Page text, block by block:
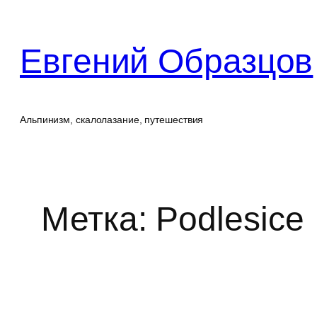
содержимому
Евгений Образцов
Альпинизм, скалолазание, путешествия
Метка: Podlesice